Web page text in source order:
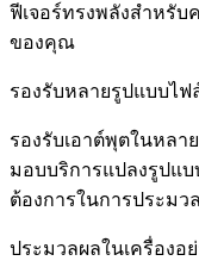
ฟีเจอร์ทรงพลังสำหรั
ของคุณ
รองรับหลายรูปแบบไฟ
รองรับเอาต์พุตในหลา
มอบบริการแปลงรูปแ
ต้องการในการประม
ประมวลผลในเครื่องอย่